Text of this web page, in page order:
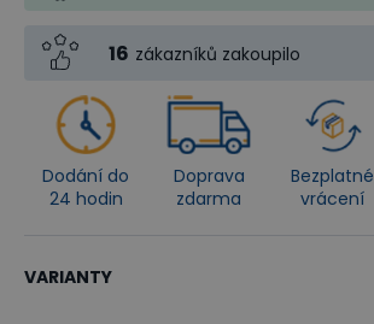
16 zákazníků zakoupilo
Dodání do
24 hodin
Doprava
zdarma
Bezplatné
vrácení
VARIANTY